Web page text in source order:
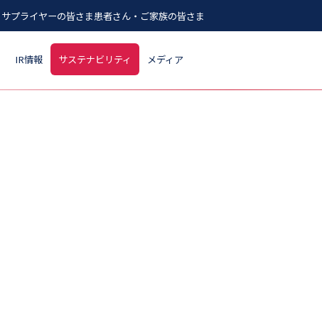
サプライヤーの皆さま患者さん・ご家族の皆さま
IR情報 サステナビリティ メディア